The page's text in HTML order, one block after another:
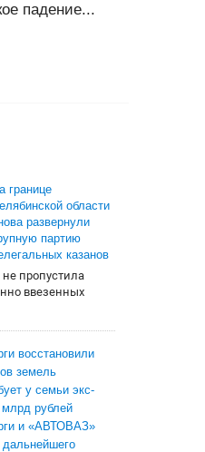
падение...
границе
области
развернули
партию
казанов
пропустила
ввезенных
восстановили
земель
у семьи экс-
рублей
и «АВТОВАЗ»